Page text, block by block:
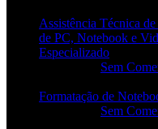
Assistência Técnica
de PC, Notebook e
Especializado
Sem
Formatação de
Sem